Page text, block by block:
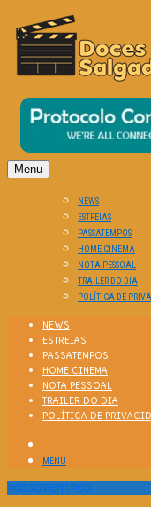
DOCES OU SALGADAS?
O Cinema? Uma Paixão!!
Menu
NEWS
ESTREIAS
PASSATEMPOS
HOME CINEMA
NOTA PESSOAL
TRAILER DO DIA
POLÍTICA DE
NEWS
ESTREIAS
PASSATEMPOS
HOME CINEMA
NOTA PESSOAL
TRAILER DO DIA
POLÍTICA DE
MENU
Passatempos